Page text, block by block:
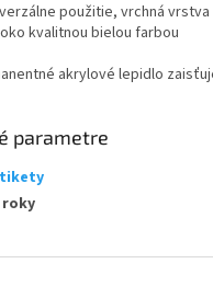
použitie, vrchná
kvalitnou bielou farbou
akrylové lepidlo
parametre
roky